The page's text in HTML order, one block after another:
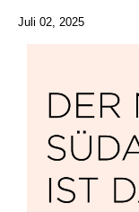
Juli 02, 2025